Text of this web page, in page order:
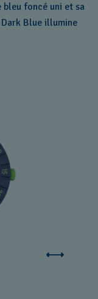
foncé uni et sa
Blue illumine